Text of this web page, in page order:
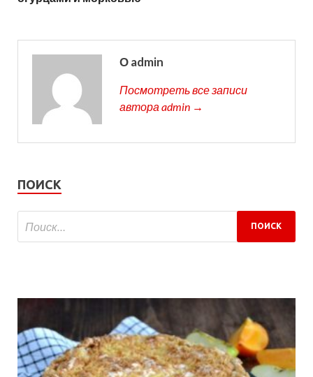
О admin
Посмотреть все записи
автора admin →
ПОИСК